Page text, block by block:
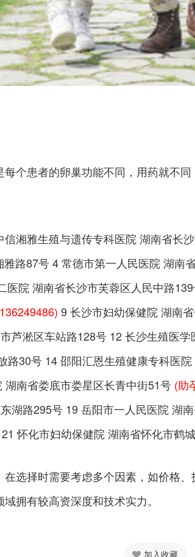
个患者的卵巢功能不同，用药就不
信湘雅生殖与遗传专科医院 湖南省长
路87号 4 常德市第一人民医院 湖南
院 湖南省长沙市芙蓉区人民中路
9 长沙市妇幼保健院 湖南
芦淞区车站路128号 12 长沙生殖医
30号 14 邵阳汇恩生殖健康专科医
南省娄底市娄星区长青中街51号 (助
湖路295号 19 岳阳市一人民医院 湖
21 怀化市妇幼保健院 湖南省怀化市鹤
选择时需要考虑多个因素，如价格
拥有较高资深度和技术实力。
加入收藏